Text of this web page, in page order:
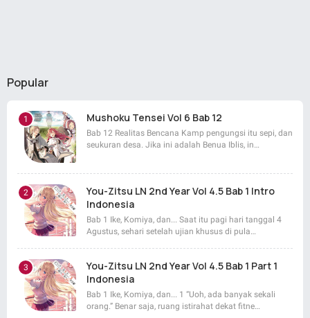
Popular
Mushoku Tensei Vol 6 Bab 12
Bab 12 Realitas Bencana Kamp pengungsi itu sepi, dan
seukuran desa. Jika ini adalah Benua Iblis, in…
You-Zitsu LN 2nd Year Vol 4.5 Bab 1 Intro
Indonesia
Bab 1 Ike, Komiya, dan... Saat itu pagi hari tanggal 4
Agustus, sehari setelah ujian khusus di pula…
You-Zitsu LN 2nd Year Vol 4.5 Bab 1 Part 1
Indonesia
Bab 1 Ike, Komiya, dan... 1 “Uoh, ada banyak sekali
orang.” Benar saja, ruang istirahat dekat fitne…